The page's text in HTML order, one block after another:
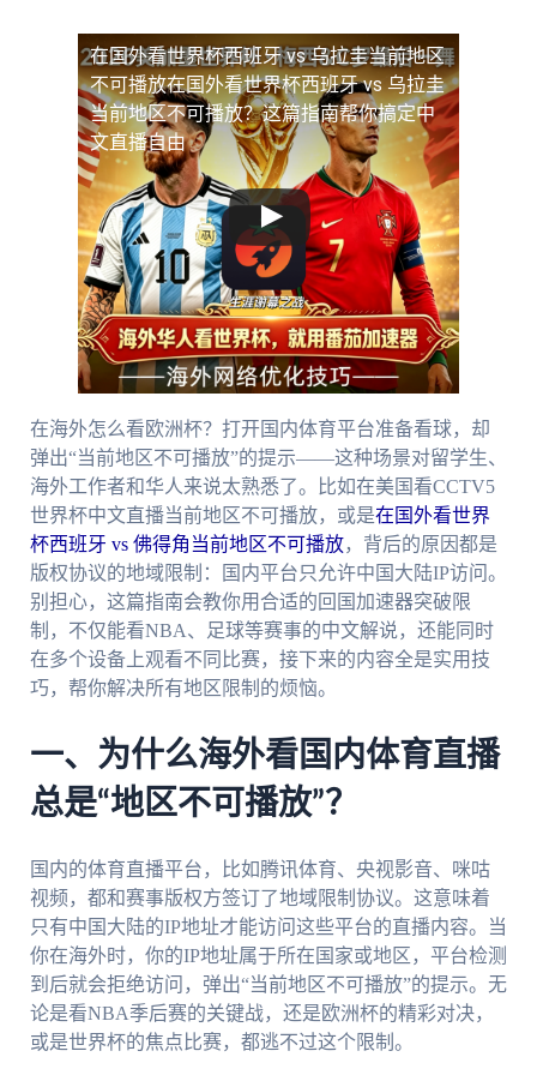
在国外看世界杯西班牙 vs 乌拉圭当前地区
不可播放在国外看世界杯西班牙 vs 乌拉圭
当前地区不可播放？这篇指南帮你搞定中
文直播自由
在海外怎么看欧洲杯？打开国内体育平台准备看球，却
弹出“当前地区不可播放”的提示——这种场景对留学生、
海外工作者和华人来说太熟悉了。比如在美国看CCTV5
世界杯中文直播当前地区不可播放，或是在国外看世界
杯西班牙 vs 佛得角当前地区不可播放，背后的原因都是
版权协议的地域限制：国内平台只允许中国大陆IP访问。
别担心，这篇指南会教你用合适的回国加速器突破限
制，不仅能看NBA、足球等赛事的中文解说，还能同时
在多个设备上观看不同比赛，接下来的内容全是实用技
巧，帮你解决所有地区限制的烦恼。
一、为什么海外看国内体育直播
总是“地区不可播放”？
国内的体育直播平台，比如腾讯体育、央视影音、咪咕
视频，都和赛事版权方签订了地域限制协议。这意味着
只有中国大陆的IP地址才能访问这些平台的直播内容。当
你在海外时，你的IP地址属于所在国家或地区，平台检测
到后就会拒绝访问，弹出“当前地区不可播放”的提示。无
论是看NBA季后赛的关键战，还是欧洲杯的精彩对决，
或是世界杯的焦点比赛，都逃不过这个限制。